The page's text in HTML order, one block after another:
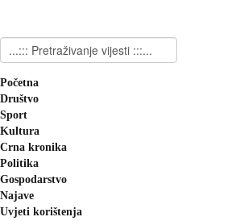
Početna
Društvo
Sport
Kultura
Crna kronika
Politika
Gospodarstvo
Najave
Uvjeti korištenja